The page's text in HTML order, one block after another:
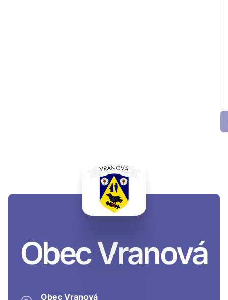
Obec Vranová
Obec Vranová